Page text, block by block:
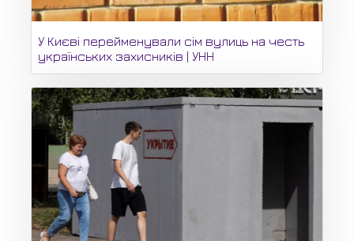
У Києві перейменували сім вулиць на честь
українських захисників | УНН